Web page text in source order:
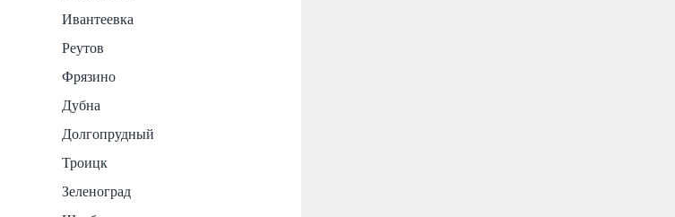
Ивантеевка
Реутов
Фрязино
Дубна
Долгопрудный
Троицк
Зеленоград